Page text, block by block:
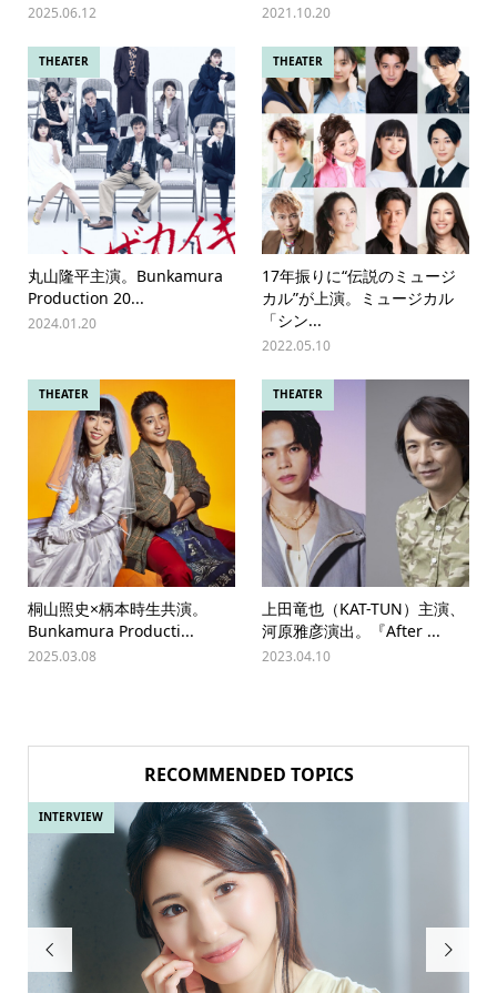
2025.06.12 2021.10.20
THEATER
丸山隆平主演。Bunkamura
Production 20...
2024.01.20
THEATER
17年振りに“伝説のミュージ
カル”が上演。ミュージカル
「シン...
2022.05.10
THEATER
桐山照史×柄本時生共演。
Bunkamura Producti...
2025.03.08
THEATER
上田竜也（KAT-TUN）主演、
河原雅彦演出。『After ...
2023.04.10
RECOMMENDED TOPICS

INTERVIEW
